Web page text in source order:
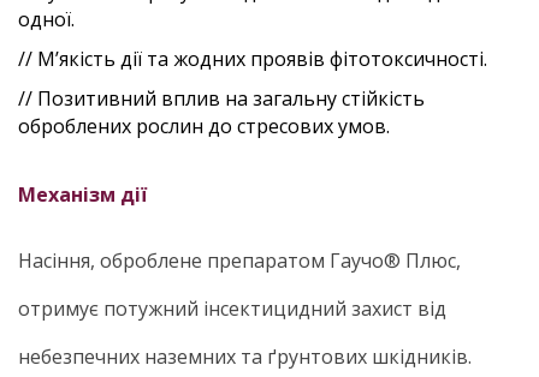
одної.
// М’якість дії та жодних проявів фітотоксичності.
// Позитивний вплив на загальну стійкість
оброблених рослин до стресових умов.
Механізм дії
Насіння, оброблене препаратом Гаучо® Плюс,
отримує потужний інсектицидний захист від
небезпечних наземних та ґрунтових шкідників.